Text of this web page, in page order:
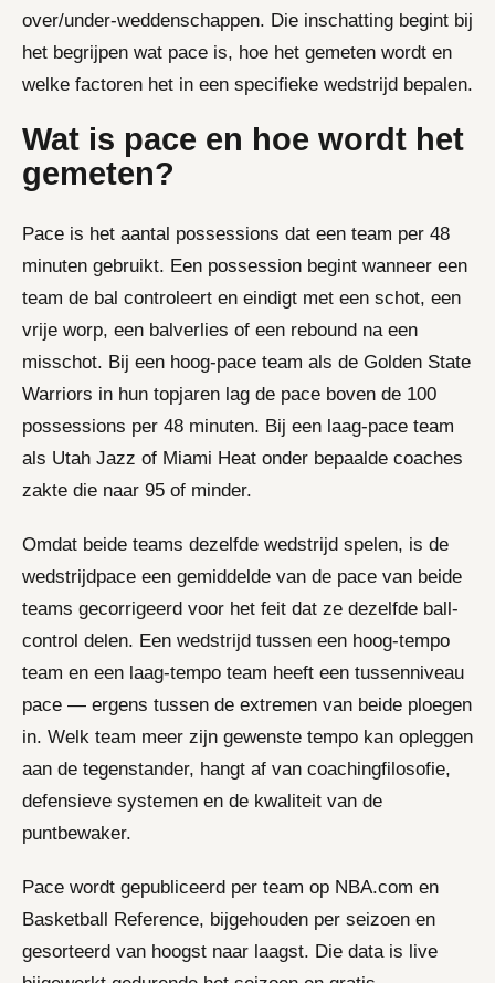
over/under-weddenschappen. Die inschatting begint bij
het begrijpen wat pace is, hoe het gemeten wordt en
welke factoren het in een specifieke wedstrijd bepalen.
Wat is pace en hoe wordt het
gemeten?
Pace is het aantal possessions dat een team per 48
minuten gebruikt. Een possession begint wanneer een
team de bal controleert en eindigt met een schot, een
vrije worp, een balverlies of een rebound na een
misschot. Bij een hoog-pace team als de Golden State
Warriors in hun topjaren lag de pace boven de 100
possessions per 48 minuten. Bij een laag-pace team
als Utah Jazz of Miami Heat onder bepaalde coaches
zakte die naar 95 of minder.
Omdat beide teams dezelfde wedstrijd spelen, is de
wedstrijdpace een gemiddelde van de pace van beide
teams gecorrigeerd voor het feit dat ze dezelfde ball-
control delen. Een wedstrijd tussen een hoog-tempo
team en een laag-tempo team heeft een tussenniveau
pace — ergens tussen de extremen van beide ploegen
in. Welk team meer zijn gewenste tempo kan opleggen
aan de tegenstander, hangt af van coachingfilosofie,
defensieve systemen en de kwaliteit van de
puntbewaker.
Pace wordt gepubliceerd per team op NBA.com en
Basketball Reference, bijgehouden per seizoen en
gesorteerd van hoogst naar laagst. Die data is live